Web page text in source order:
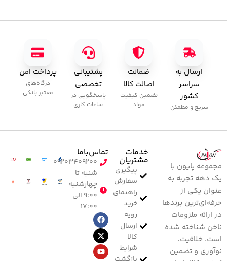
ارسال به
سراسر
کشور
سریع و مطمئن
ضمانت
اصالت کالا
تضمین کیفیت
مواد
پشتیبانی
تخصصی
پاسخگویی در
ساعات کاری
پرداخت امن
درگاه‌های
معتبر بانکی
مجموعه پایون با
یک دهه تجربه به
عنوان یکی از
حرفه‌ای‌ترین برندها
در ارائه ملزومات
ناخن شناخته شده
است. خلاقیت،
نوآوری و تضمین
خدمات
مشتریان
پیگیری
سفارش
راهنمای
خرید
رویه
ارسال
کالا
شرایط
تماس‌با‌ما
۰۹۲۰۳۴۰۹۲۰۰
شنبه تا
چهارشنبه
۹:۰۰ الی
۱۷:۰۰